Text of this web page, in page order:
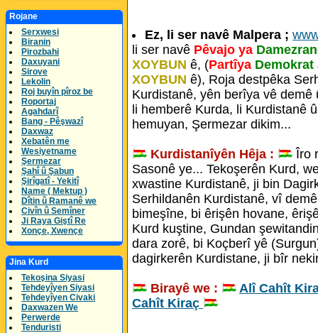
Rojane
Serxwesi
Biranin
Pirozbahi
Daxuyani
Sirove
Lekolin
Roj buyîn pîroz be
Roportaj
Agahdarî
Bang - Pêşwazî
Daxwaz
Xebatên me
Wesiyetname
Şermezar
Şahî û Şabun
Şirîgatî - Yekitî
Name ( Mektup )
Dîtin û Ramanê we
Civîn û Semîner
Ji Raya Giştî Re
Xonçe, Xwençe
Jina Kurd
Tekoşina Siyasi
Tehdeyîyen Siyasi
Tehdeyîyen Civaki
Daxwazen We
Perwerde
Tenduristi
Ez, li ser navê Malpera ;
li ser navê Pêvajo ya
XOYBUN ê, (Partîya
XOYBUN ê), Roja destpêka
Kurdistanê, yên berîya vê
li hemberê Kurda, li Kurdistanê
hemuyan, Şermezar dikim...
Kurdistanîyên Hêja :
Îro
Sasonê ye... Tekoşerên Kurd,
xwastine Kurdistanê, ji bin
Serhildanên Kurdistanê, vî
bimeşîne, bi êrişên hovane,
Kurd kuştine, Gundan
dara zorê, bi Koçberî yê
dagirkerên Kurdistane, ji bîr
Birayê we :
Alî Cahît
Cahît Kiraç